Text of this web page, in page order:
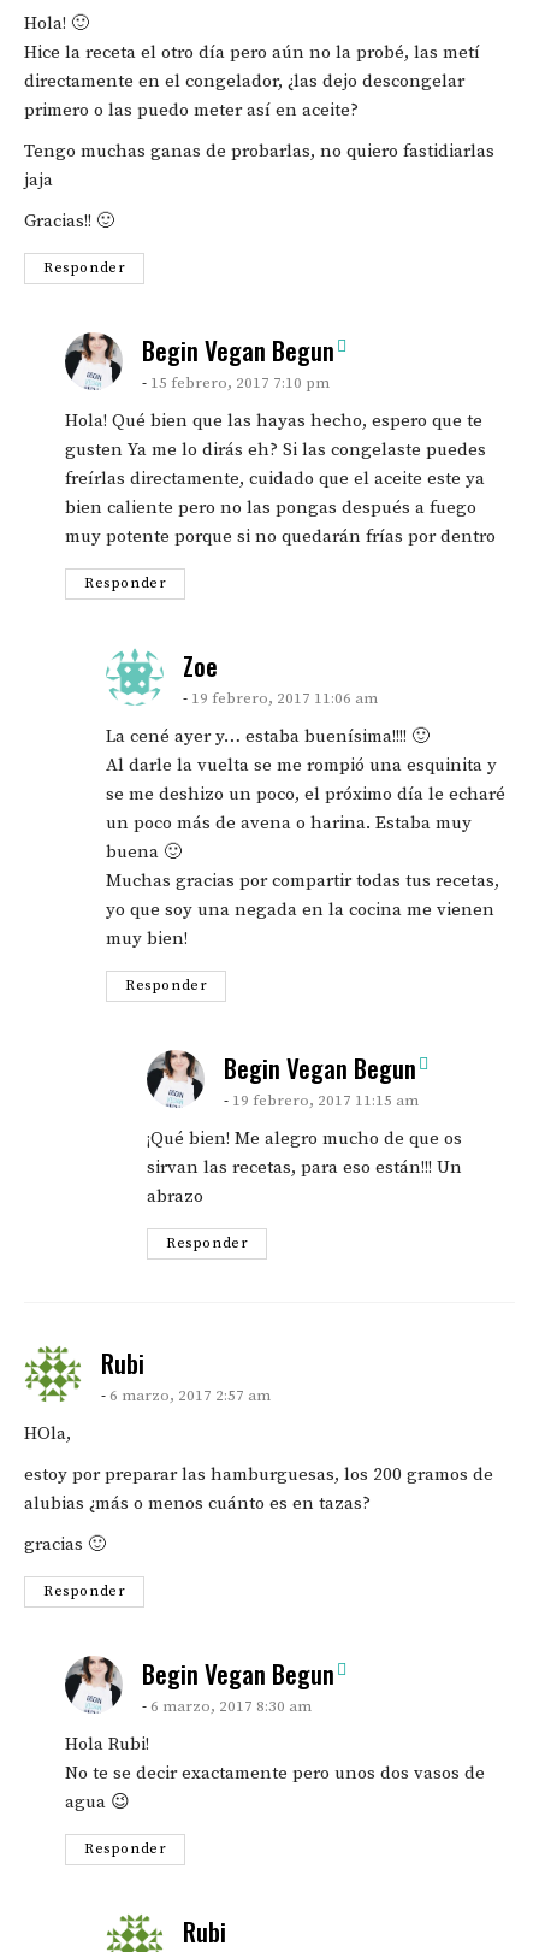
Hola! 🙂
Hice la receta el otro día pero aún no la probé, las metí
directamente en el congelador, ¿las dejo descongelar
primero o las puedo meter así en aceite?
Tengo muchas ganas de probarlas, no quiero fastidiarlas
jaja
Gracias!! 🙂
Responder
Begin Vegan Begun
15 febrero, 2017 7:10 pm
Hola! Qué bien que las hayas hecho, espero que te
gusten Ya me lo dirás eh? Si las congelaste puedes
freírlas directamente, cuidado que el aceite este ya
bien caliente pero no las pongas después a fuego
muy potente porque si no quedarán frías por dentro
Responder
Zoe
19 febrero, 2017 11:06 am
La cené ayer y… estaba buenísima!!!! 🙂
Al darle la vuelta se me rompió una esquinita y
se me deshizo un poco, el próximo día le echaré
un poco más de avena o harina. Estaba muy
buena 🙂
Muchas gracias por compartir todas tus recetas,
yo que soy una negada en la cocina me vienen
muy bien!
Responder
Begin Vegan Begun
19 febrero, 2017 11:15 am
¡Qué bien! Me alegro mucho de que os
sirvan las recetas, para eso están!!! Un
abrazo
Responder
Rubi
6 marzo, 2017 2:57 am
HOla,
estoy por preparar las hamburguesas, los 200 gramos de
alubias ¿más o menos cuánto es en tazas?
gracias 🙂
Responder
Begin Vegan Begun
6 marzo, 2017 8:30 am
Hola Rubi!
No te se decir exactamente pero unos dos vasos de
agua 😉
Responder
Rubi